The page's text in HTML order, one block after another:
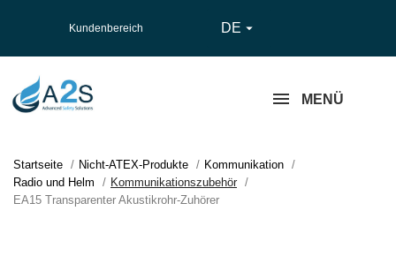
Kundenbereich DE 
MENÜ
Startseite Nicht-ATEX-Produkte
Kommunikation
Radio und Helm
Kommunikationszubehör
EA15 Transparenter Akustikrohr-Zuhörer